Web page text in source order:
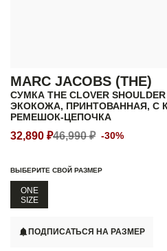
MARC JACOBS (THE)
СУМКА THE CLOVER
ЭКОКОЖА, ПРИНТОВАННАЯ, С
РЕМЕШОК-ЦЕПОЧКА
32,890 ₽46,990 ₽ -30%
ВЫБЕРИТЕ СВОЙ РАЗМЕР
ONE
SIZE
ПОДПИСАТЬСЯ НА РАЗМЕР